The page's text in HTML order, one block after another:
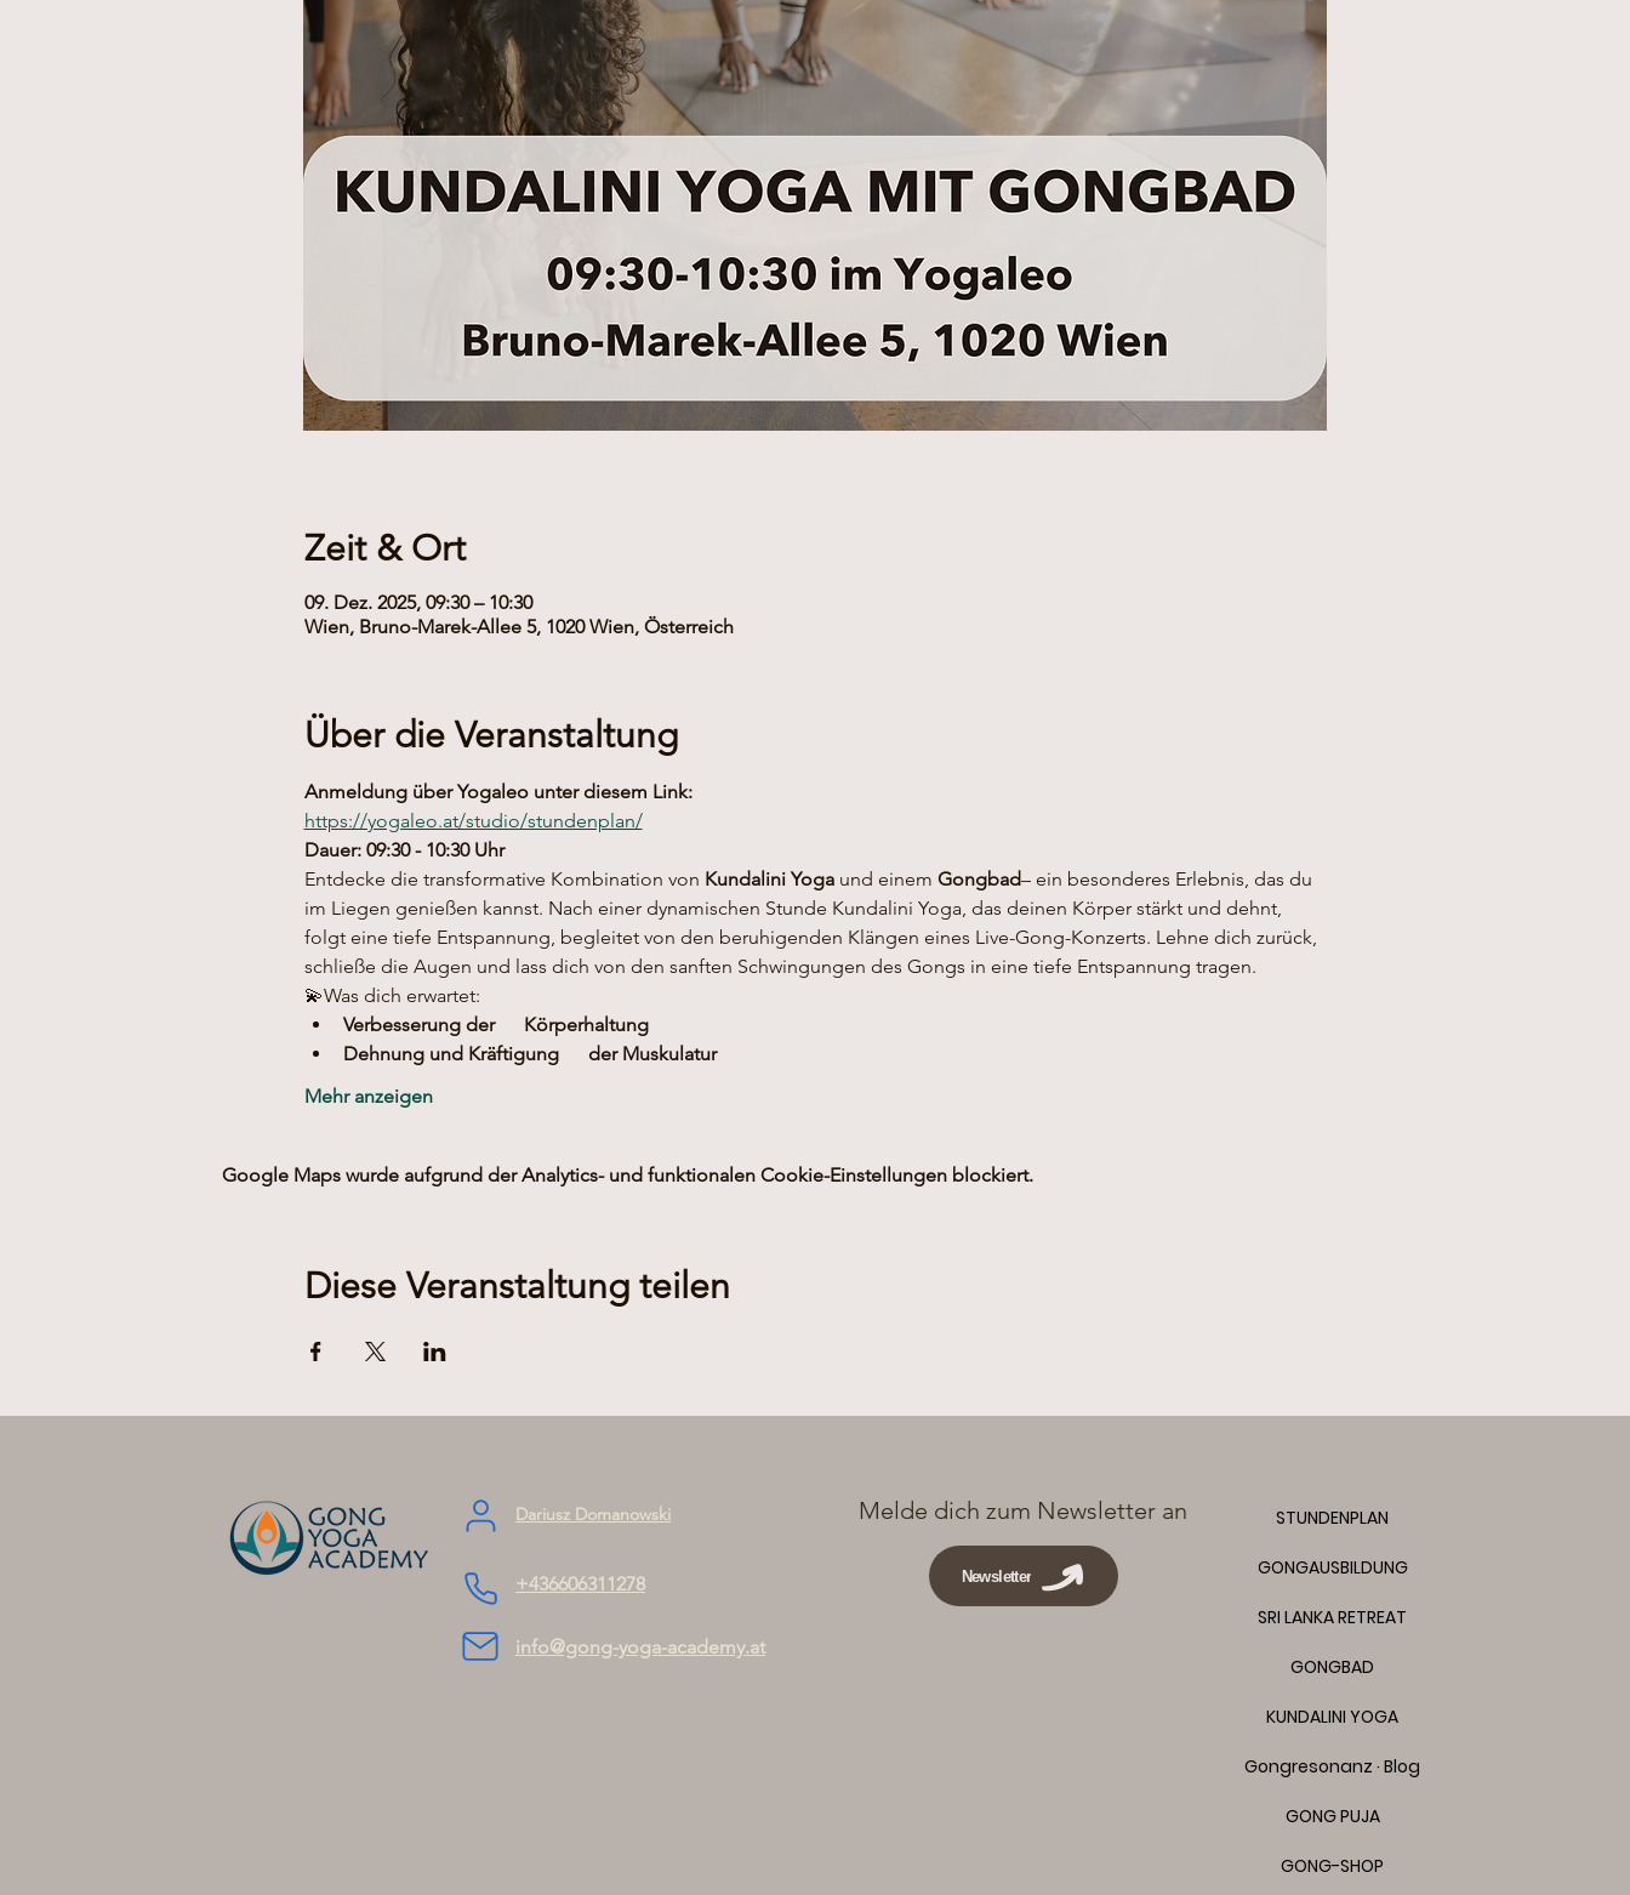
Zeit & Ort
09. Dez. 2025, 09:30 – 10:30
Wien, Bruno-Marek-Allee 5, 1020 Wien, Österreich
Über die Veranstaltung
Anmeldung über Yogaleo unter diesem Link:
https://yogaleo.at/studio/stundenplan/
Dauer: 09:30 - 10:30 Uhr
Entdecke die transformative Kombination von Kundalini Yoga und einem Gongbad– ein besonderes Erlebnis, das du
im Liegen genießen kannst. Nach einer dynamischen Stunde Kundalini Yoga, das deinen Körper stärkt und dehnt,
folgt eine tiefe Entspannung, begleitet von den beruhigenden Klängen eines Live-Gong-Konzerts. Lehne dich zurück,
schließe die Augen und lass dich von den sanften Schwingungen des Gongs in eine tiefe Entspannung tragen.
💫Was dich erwartet:
Verbesserung der      Körperhaltung
Dehnung und Kräftigung      der Muskulatur
Mehr anzeigen
Google Maps wurde aufgrund der Analytics- und funktionalen Cookie-Einstellungen blockiert.
Diese Veranstaltung teilen
Dariusz Domanowski
+436606311278
info@gong-yoga-academy.at
Melde dich zum Newsletter an
Newsletter
STUNDENPLAN
GONGAUSBILDUNG
SRI LANKA RETREAT
GONGBAD
KUNDALINI YOGA
Gongresonanz · Blog
GONG PUJA
GONG-SHOP